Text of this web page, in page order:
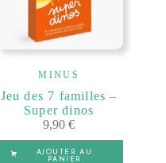
MINUS
Jeu des 7 familles –
Super dinos
9,90€
AJOUTER AU
PANIER